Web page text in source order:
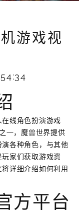
游戏视
线角色扮演游戏
一，魔兽世界提供
各种角色，与其他
家们获取游戏资
详细介绍如何利用
方平台